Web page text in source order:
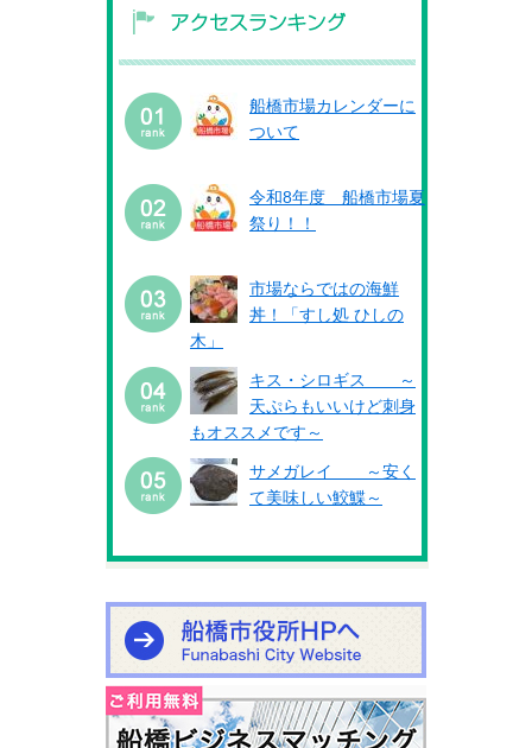
船橋市場カレンダーに
ついて
令和8年度 船橋市場夏
祭り！！
市場ならではの海鮮
丼！「すし処 ひしの
木」
キス・シロギス ～
天ぷらもいいけど刺身
もオススメです～
サメガレイ ～安く
て美味しい鮫鰈～